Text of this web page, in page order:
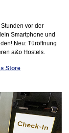
vor der
Smartphone und
Neu: Türöffnung
a&o Hostels.
Store